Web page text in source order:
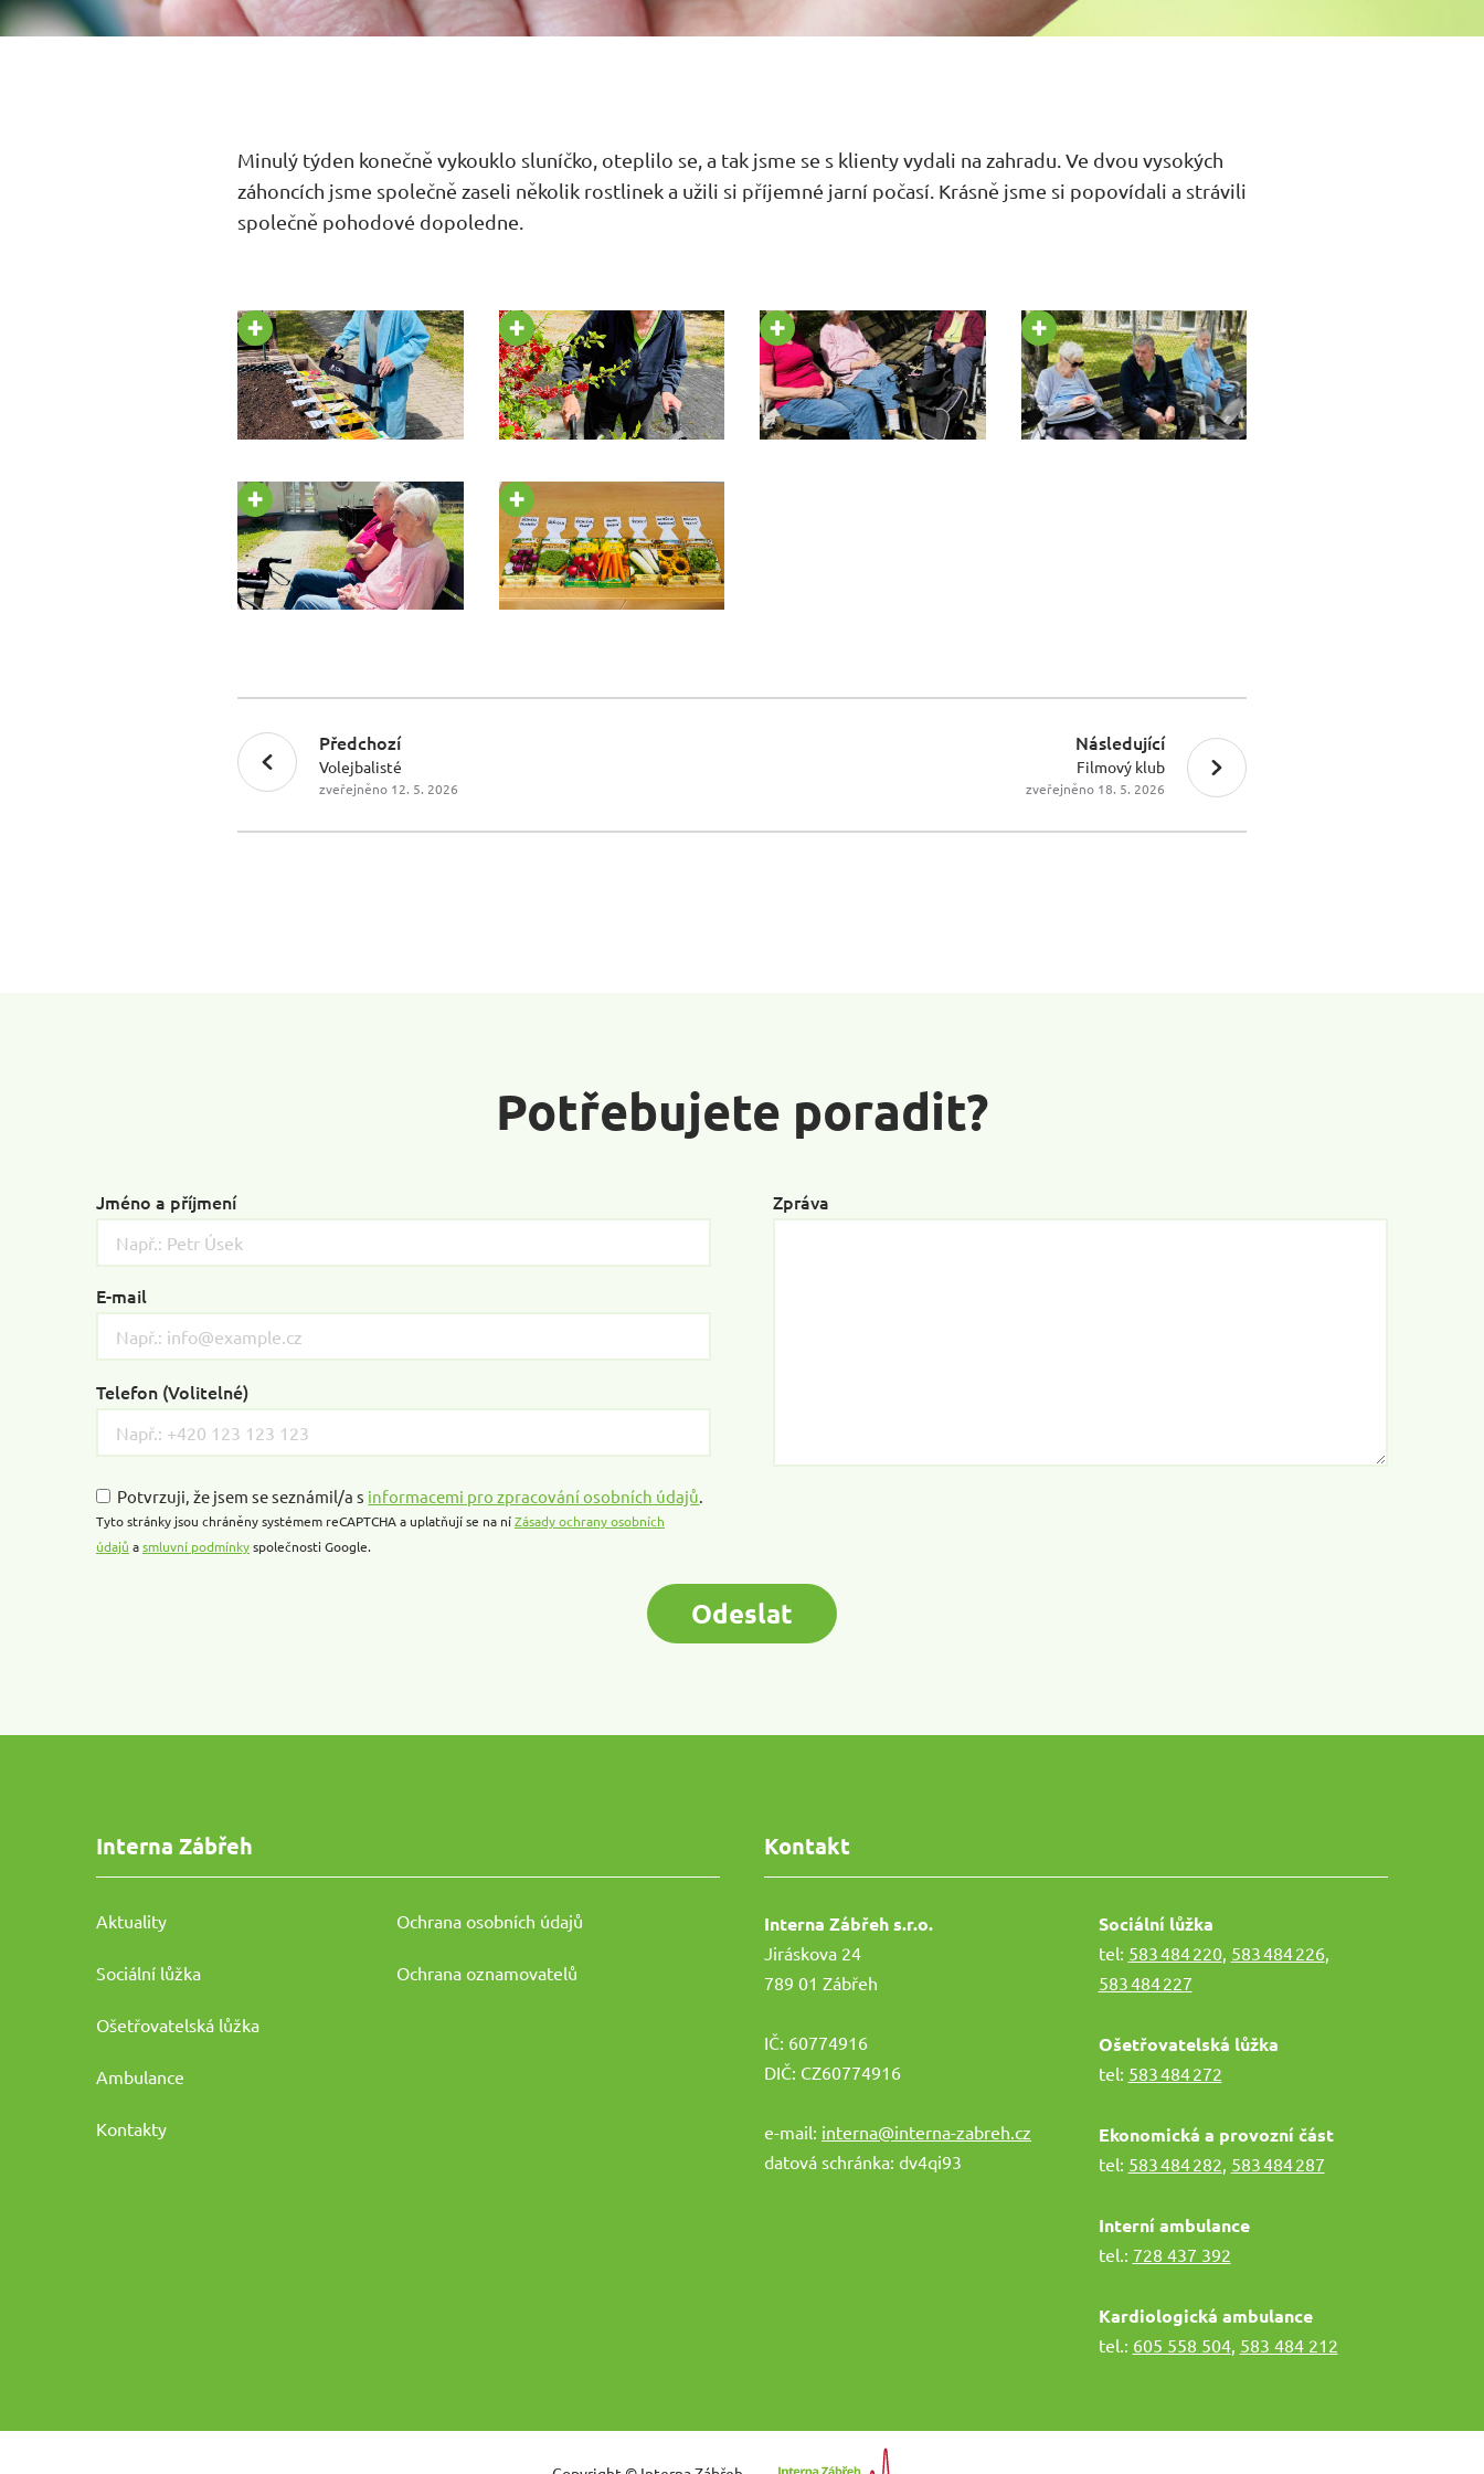
Minulý týden konečně vykouklo sluníčko, oteplilo se, a tak jsme se s klienty vydali na zahradu. Ve dvou vysokých
záhoncích jsme společně zaseli několik rostlinek a užili si příjemné jarní počasí. Krásně jsme si popovídali a strávili
společně pohodové dopoledne.
Předchozí
Volejbalisté
zveřejněno 12. 5. 2026
Následující
Filmový klub
zveřejněno 18. 5. 2026
Potřebujete poradit?
Jméno a příjmení
E-mail
Please
leave
this
field
empty.
Telefon (Volitelné)
Zpráva
Potvrzuji, že jsem se seznámil/a s informacemi pro zpracování osobních údajů.
Tyto stránky jsou chráněny systémem reCAPTCHA a uplatňují se na níZásady ochrany osobních
údajů asmluvní podmínkyspolečnosti Google.
Odeslat
Interna Zábřeh
Aktuality
Sociální lůžka
Ošetřovatelská lůžka
Ambulance
Kontakty
Ochrana osobních údajů
Ochrana oznamovatelů
Kontakt
Interna Zábřeh s.r.o.
Jiráskova 24
789 01 Zábřeh
IČ: 60774916
DIČ: CZ60774916
e-mail: interna@interna-zabreh.cz
datová schránka: dv4qi93
Sociální lůžka
tel: 583 484 220, 583 484 226,
583 484 227
Ošetřovatelská lůžka
tel: 583 484 272
Ekonomická a provozní část
tel: 583 484 282, 583 484 287
Interní ambulance
tel.: 728 437 392
Kardiologická ambulance
tel.: 605 558 504, 583 484 212